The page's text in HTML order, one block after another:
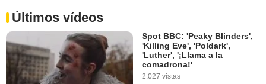
Últimos vídeos
Spot BBC: 'Peaky Blinders',
'Killing Eve', 'Poldark',
'Luther', '¡Llama a la
comadrona!'
2.027 vistas